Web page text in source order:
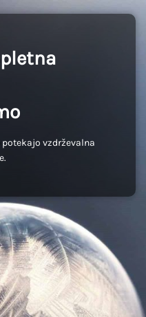
vzdrževalna